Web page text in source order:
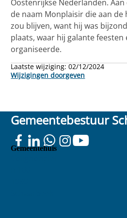
Oostenrijkse Nederlanden.
de naam Monplaisir die aan de
zou blijven, want hij was
plaats, waar hij galante
organiseerde.
Laatste wijziging:02/12/2024
Wijzigingen doorgeven
Gemeentebestuur
Gemeentehuis